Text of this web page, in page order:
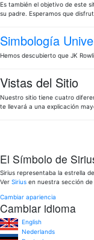
Es también el objetivo de este
su padre. Esperamos que
Simbología
Hemos descubierto que JK
Vistas del Sitio
Nuestro sitio tiene cuatro
te llevará a una explicación
El Símbolo de
Sirius representaba la estrella
Ver Sirius en nuestra sección de
Cambiar apariencia
Cambiar idioma
English
Nederlands